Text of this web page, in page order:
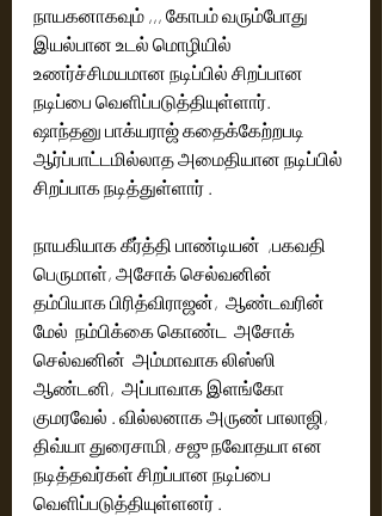
நாயகனாகவும் ,,, கோபம் வரும்போது
இயல்பான உடல் மொழியில்
உணர்ச்சிமயமான நடிப்பில் சிறப்பான
நடிப்பை வெளிப்படுத்தியுள்ளார்.
ஷாந்தனு பாக்யராஜ் கதைக்கேற்றபடி
ஆர்ப்பாட்டமில்லாத அமைதியான நடிப்பில்
சிறப்பாக நடித்துள்ளார் .
நாயகியாக கீர்த்தி பாண்டியன்  ,பகவதி
பெருமாள், அசோக் செல்வனின்
தம்பியாக பிரித்விராஜன்,  ஆண்டவரின்
மேல்  நம்பிக்கை கொண்ட  அசோக்
செல்வனின்  அம்மாவாக லிஸ்ஸி
ஆண்டனி,  அப்பாவாக இளங்கோ
குமரவேல் . வில்லனாக அருண் பாலாஜி,
திவ்யா துரைசாமி, சஜு நவோதயா என
நடித்தவர்கள் சிறப்பான நடிப்பை
வெளிப்படுத்தியுள்ளனர் .